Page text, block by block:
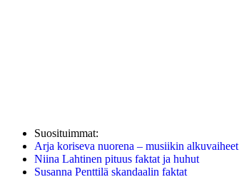
Suosituimmat:
Arja koriseva nuorena – musiikin alkuvaiheet
Niina Lahtinen pituus faktat ja huhut
Susanna Penttilä skandaalin faktat